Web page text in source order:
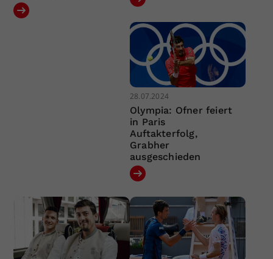
28.07.2024
Olympia: Ofner feiert
in Paris
Auftakterfolg,
Grabher
ausgeschieden